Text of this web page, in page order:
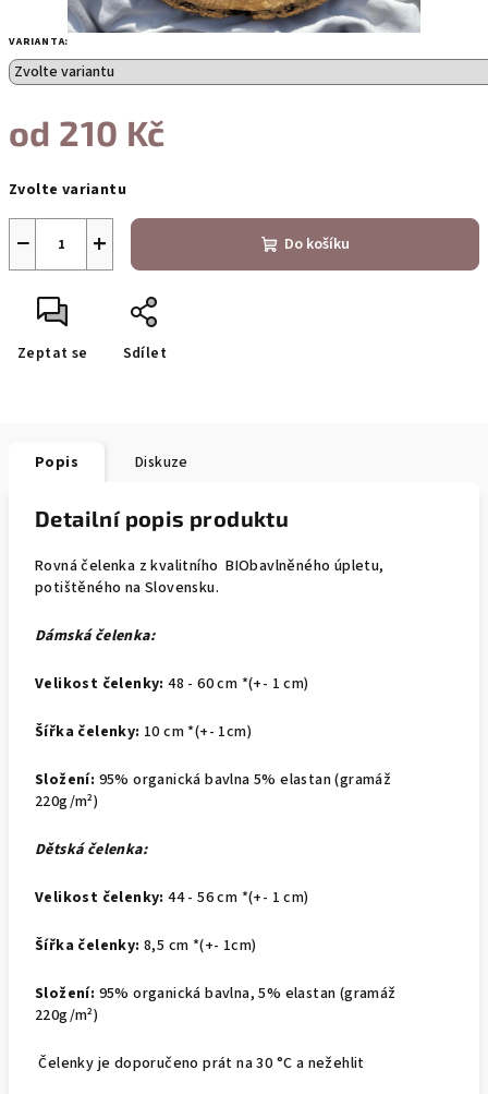
VARIANTA:
od 210 Kč
cena:
Zvolte variantu
+
− Do košíku
Zeptat se Sdílet
Popis Diskuze
Detailní popis produktu
Rovná čelenka z kvalitního BIObavlněného úpletu,
potištěného na Slovensku.
Dámská čelenka:
Velikost čelenky: 48 - 60 cm *(+- 1 cm)
Šířka čelenky: 10 cm *(+- 1cm)
Složení: 95% organická bavlna 5% elastan (gramáž
220g/m²)
Dětská čelenka:
Velikost čelenky: 44- 56 cm *(+- 1 cm)
Šířka čelenky: 8,5 cm *(+- 1cm)
Složení: 95% organická bavlna, 5% elastan (gramáž
220g/m²)
Čelenky je doporučeno prát na30 °C a nežehlit